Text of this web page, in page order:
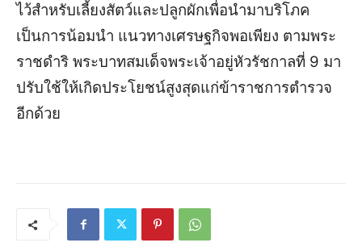
ไว้สำหรับเลี้ยงสัตว์และปลูกผักเพื่อนำมาบริโภค
เป็นการน้อมนำ แนวทางเศรษฐกิจพอเพียง ตามพระ
ราชดำริ พระบาทสมเด็จพระเจ้าอยู่หัวรัชกาลที่ 9 มา
ปรับใช้ให้เกิดประโยชน์สูงสุดแก่ข้าราชการตำรวจ
อีกด้วย